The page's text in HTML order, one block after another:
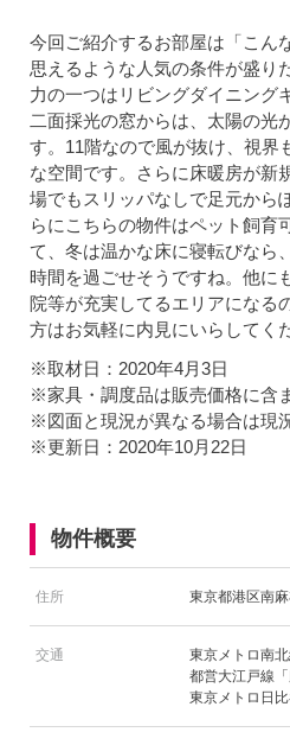
今回ご紹介するお部屋は「こん
思えるような人気の条件が盛り
力の一つはリビングダイニング
二面採光の窓からは、太陽の光
す。11階なので風が抜け、視界
な空間です。さらに床暖房が新
場でもスリッパなしで足元から
らにこちらの物件はペット飼育
て、冬は温かな床に寝転びなら
時間を過ごせそうですね。他に
院等が充実してるエリアになる
方はお気軽に内見にいらしてく
※取材日：2020年4月3日
※家具・調度品は販売価格に含
※図面と現況が異なる場合は現
※更新日：2020年10月22日
物件概要
住所 東京都港区南
交通
東京メトロ南
都営大江戸線
東京メトロ日